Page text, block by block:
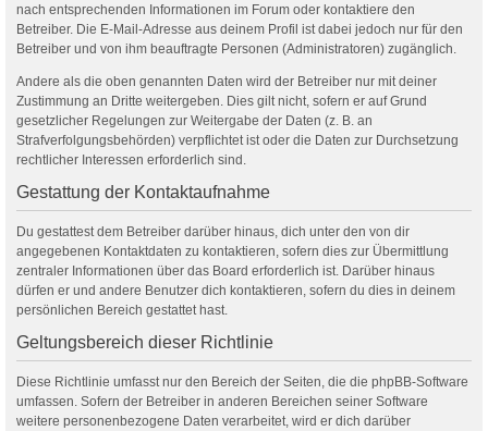
nach entsprechenden Informationen im Forum oder kontaktiere den
Betreiber. Die E-Mail-Adresse aus deinem Profil ist dabei jedoch nur für den
Betreiber und von ihm beauftragte Personen (Administratoren) zugänglich.
Andere als die oben genannten Daten wird der Betreiber nur mit deiner
Zustimmung an Dritte weitergeben. Dies gilt nicht, sofern er auf Grund
gesetzlicher Regelungen zur Weitergabe der Daten (z. B. an
Strafverfolgungsbehörden) verpflichtet ist oder die Daten zur Durchsetzung
rechtlicher Interessen erforderlich sind.
Gestattung der Kontaktaufnahme
Du gestattest dem Betreiber darüber hinaus, dich unter den von dir
angegebenen Kontaktdaten zu kontaktieren, sofern dies zur Übermittlung
zentraler Informationen über das Board erforderlich ist. Darüber hinaus
dürfen er und andere Benutzer dich kontaktieren, sofern du dies in deinem
persönlichen Bereich gestattet hast.
Geltungsbereich dieser Richtlinie
Diese Richtlinie umfasst nur den Bereich der Seiten, die die phpBB-Software
umfassen. Sofern der Betreiber in anderen Bereichen seiner Software
weitere personenbezogene Daten verarbeitet, wird er dich darüber